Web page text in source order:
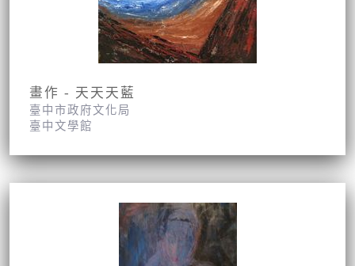
畫作 - 天天天藍
臺中市政府文化局
臺中文學館